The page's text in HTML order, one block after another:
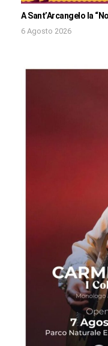
A Sant’Arcangelo la
6 Agosto 2026